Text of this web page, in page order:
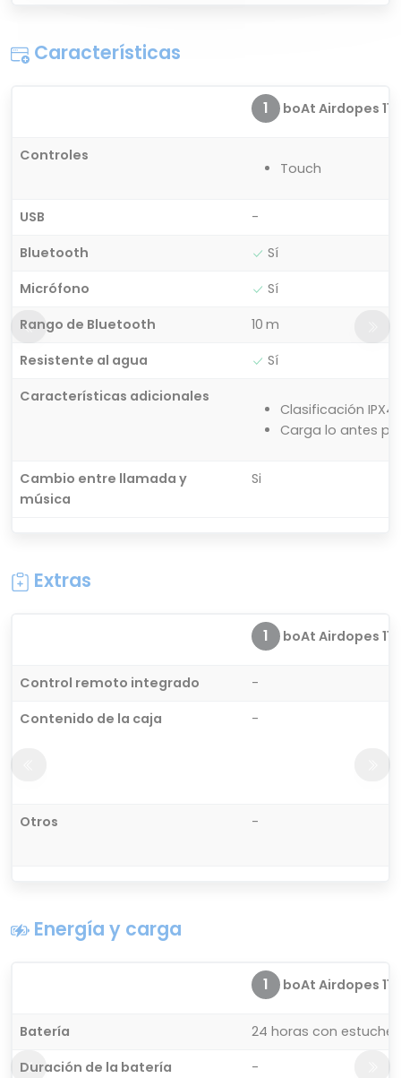
Características
1 boAt Airdopes 115
Controles
Touch
USB
-
Bluetooth
Sí
Micrófono
Sí
Rango de Bluetooth
10 m
Resistente al agua
Sí
Características adicionales
Clasificación IPX4
Carga lo antes
Cambio entre llamada y
música
Si
Extras
1 boAt Airdopes 115
Control remoto integrado
-
Contenido de la caja
-
Otros -
Energía y carga
1 boAt Airdopes 115
Batería
24 horas con estuche
Duración de la batería
-